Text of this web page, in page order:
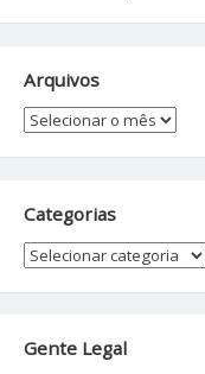
Arquivos
Arquivos
Categorias
Categorias
Gente Legal